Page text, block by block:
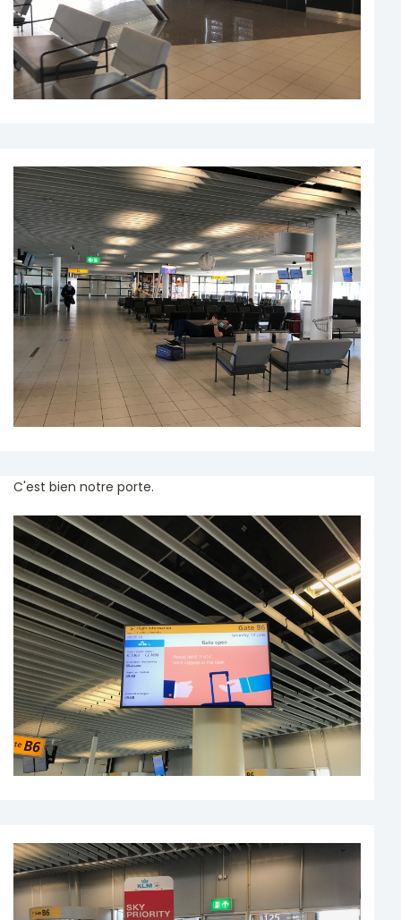
C'est bien notre porte.